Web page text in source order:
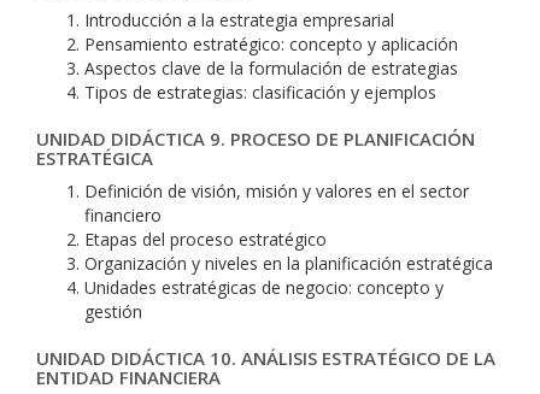
Introducción a la estrategia empresarial
Pensamiento estratégico: concepto y aplicación
Aspectos clave de la formulación de estrategias
Tipos de estrategias: clasificación y ejemplos
UNIDAD DIDÁCTICA 9. PROCESO DE PLANIFICACIÓN
ESTRATÉGICA
Definición de visión, misión y valores en el sector
financiero
Etapas del proceso estratégico
Organización y niveles en la planificación estratégica
Unidades estratégicas de negocio: concepto y
gestión
UNIDAD DIDÁCTICA 10. ANÁLISIS ESTRATÉGICO DE LA
ENTIDAD FINANCIERA